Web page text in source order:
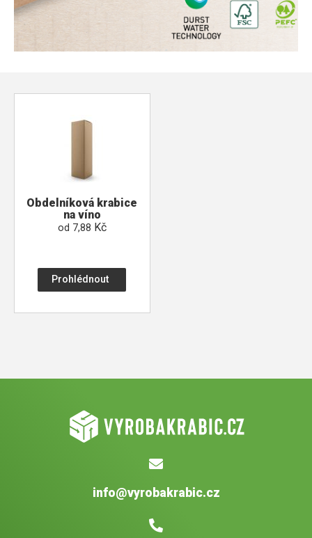
Obdelníková krabice
na víno
od 7,88 Kč
Prohlédnout
info@vyrobakrabic.cz